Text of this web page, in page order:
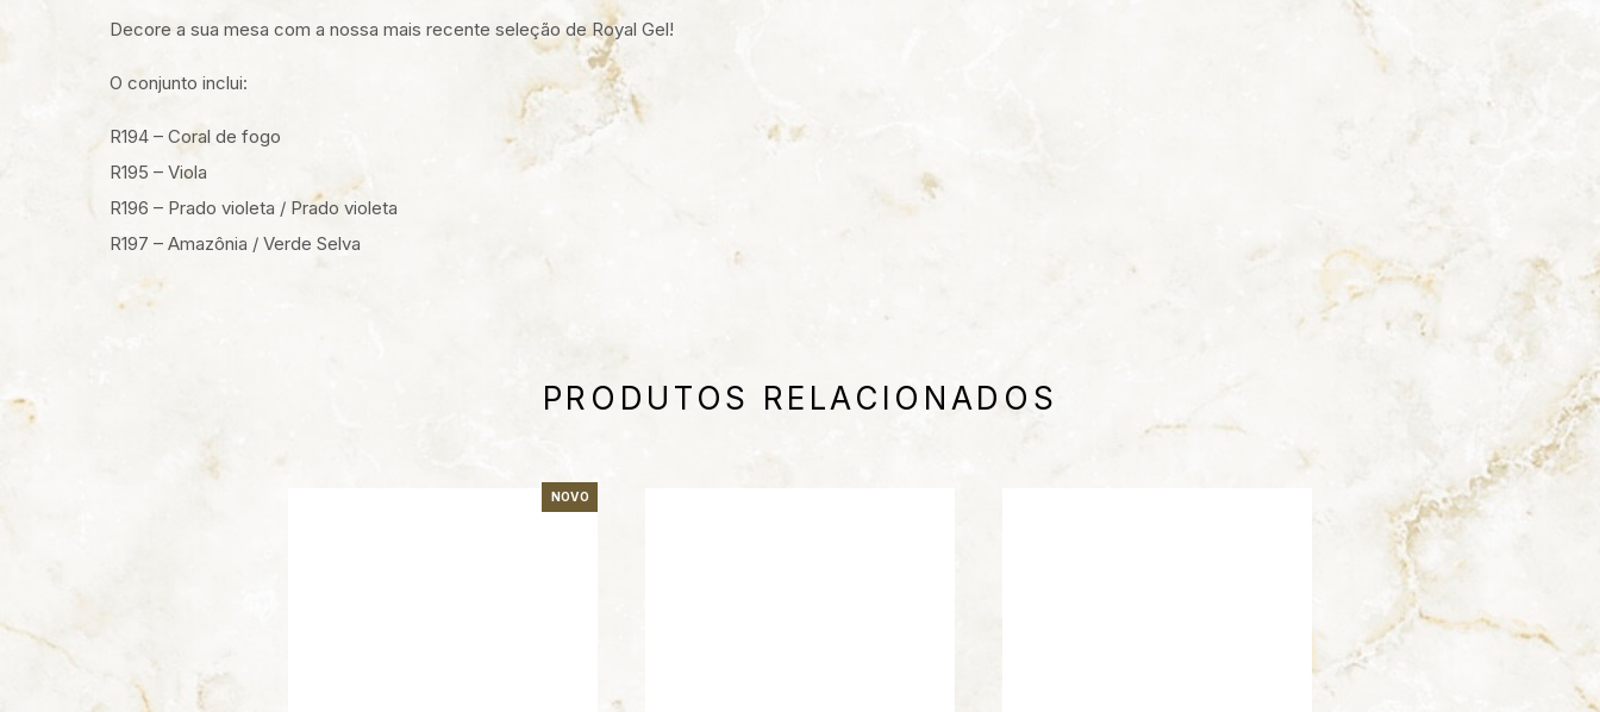
Decore a sua mesa com a nossa mais recente seleção de Royal Gel!
O conjunto inclui:
R194 – Coral de fogo
R195 – Viola
R196 – Prado violeta / Prado violeta
R197 – Amazônia / Verde Selva
PRODUTOS RELACIONADOS
NOVO